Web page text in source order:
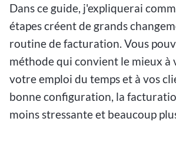
Dans ce guide, j'expliquerai
étapes créent de grands
routine de facturation. Vous
méthode qui convient le mieux à
votre emploi du temps et à vos
bonne configuration, la
moins stressante et beaucoup